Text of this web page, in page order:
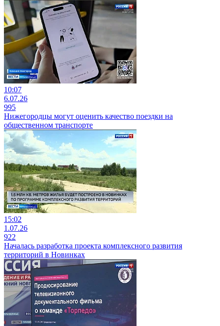
10:07
6.07.26
995
Нижегородцы могут оценить качество поездки на
общественном транспорте
15:02
1.07.26
922
Началась разработка проекта комплексного развития
территорий в Новинках